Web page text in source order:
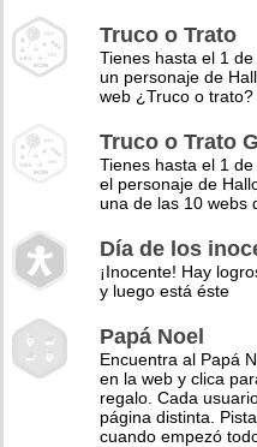
Truco o Trato
Tienes hasta el 1
un personaje de
web ¿Truco o trato?
Truco o Trato
Tienes hasta el 1
el personaje de
una de las 10 webs
Día de los
¡Inocente! Hay
y luego está éste
Papá Noel
Encuentra al Papá
en la web y clica
regalo. Cada
página distinta.
cuando empezó